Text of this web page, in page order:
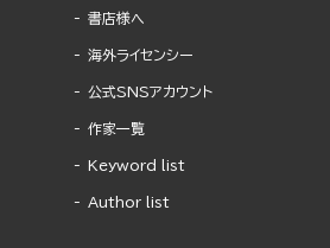
書店様へ
海外ライセンシー
公式SNSアカウント
作家一覧
Keyword list
Author list